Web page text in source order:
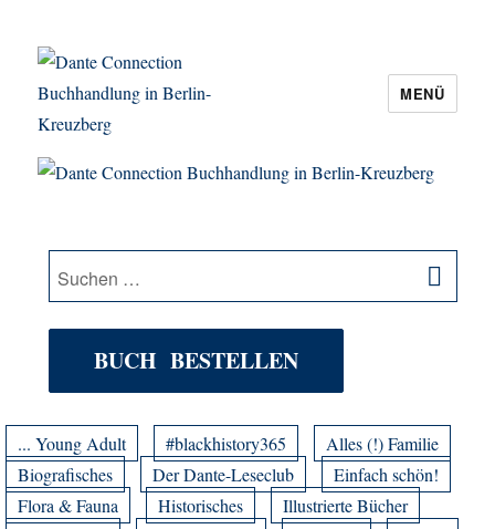
Dante Connection Buchhandlung in
MENÜ
Suche
nach:
BUCH BESTELLEN
... Young Adult #blackhistory365
Alles (!) Familie
Biografisches
Der Dante-Leseclub
Einfach schön!
Flora & Fauna
Historisches
Illustrierte Bücher